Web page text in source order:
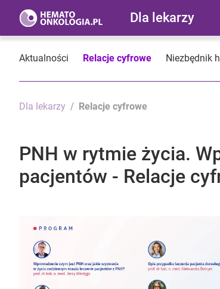
Dla lekarzy
Aktualności Relacje cyfrowe Niezbędnik
Dla lekarzy Relacje cyfrowe
PNH w rytmie życia.
pacjentów - Relacje